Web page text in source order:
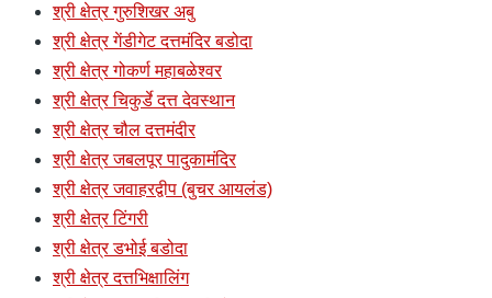
श्री क्षेत्र गुरुशिखर अबु
श्री क्षेत्र गेंडीगेट दत्तमंदिर बडोदा
श्री क्षेत्र गोकर्ण महाबळेश्वर
श्री क्षेत्र चिकुर्डे दत्त देवस्थान
श्री क्षेत्र चौल दत्तमंदीर
श्री क्षेत्र जबलपूर पादुकामंदिर
श्री क्षेत्र जवाहरद्वीप (बुचर आयलंड)
श्री क्षेत्र टिंगरी
श्री क्षेत्र डभोई बडोदा
श्री क्षेत्र दत्तभिक्षालिंग